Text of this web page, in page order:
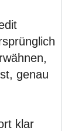
genau
klar